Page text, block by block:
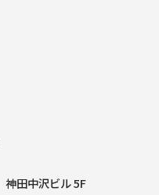
神田中沢ビル 5F